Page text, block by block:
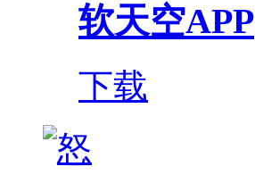
软天空APP
下载